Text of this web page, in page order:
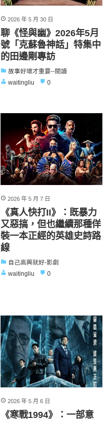
2026 年 5 月 30 日
聊《怪與幽》2026年5月
號「克蘇魯神話」特集中
的田邊剛專訪
故事好壞才重要--閱讀
waitingliu
0
2026 年 5 月 7 日
《真人快打II》：既暴力
又惡搞，但也繼續那種佯
裝一本正經的英雄史詩路
線
自己高興就好-影劇
waitingliu
0
2026 年 5 月 6 日
《寒戰1994》：一部意